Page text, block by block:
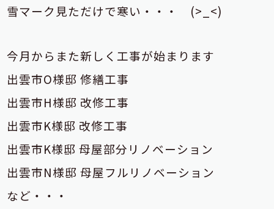
雪マーク見ただけで寒い・・・ (>_<)
今月からまた新しく工事が始まります
出雲市O様邸 修繕工事
出雲市H様邸 改修工事
出雲市K様邸 改修工事
出雲市K様邸 母屋部分リノベーション
出雲市N様邸 母屋フルリノベーション
など・・・